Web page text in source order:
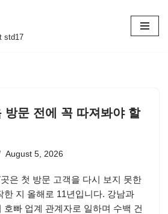
std17
방문 전에 꼭 따져봐야 할
August 5, 2026
은 첫 방문 고객을 다시 보지 못한
한 지 올해로 11년입니다. 강남과
호빠 업계 관계자로 일하며 수백 건